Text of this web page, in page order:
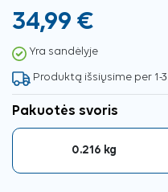
34,99 €
Yra sandėlyje
Produktą išsiųsime per 1-
Pakuotės svoris
0.216 kg